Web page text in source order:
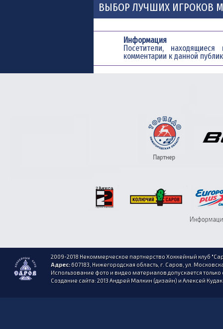
ВЫБОР ЛУЧШИХ ИГРОКОВ
Информация
Посетители,
комментарии к данной
2009-2018 Некоммерческое партнерство Хоккейный клуб
Адрес:607183, Нижегородская область, г. Саров, ул.
Использование фото и видео материалов допускается
Создание сайта: 2013 Андрей Малкин (дизайн) и Алексей